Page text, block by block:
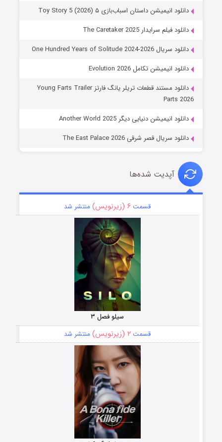
دانلود انیمیشن داستان اسباب‌بازی ۵ Toy Story 5 (2026)
دانلود فیلم سرایدار The Caretaker 2025
دانلود سریال One Hundred Years of Solitude 2024-2026
دانلود انیمیشن تکامل Evolution 2026
دانلود مستند قطعات تریلر یانگ فارتز Young Farts Trailer
Parts 2026
دانلود انیمیشن دنیایی دیگر Another World 2025
دانلود سریال قصر شرقی The East Palace 2026
آپدیت شده‌ها
قسمت ۶ (زیرنویس) منتشر شد
سیلو فصل ۳
قسمت ۲ (زیرنویس) منتشر شد